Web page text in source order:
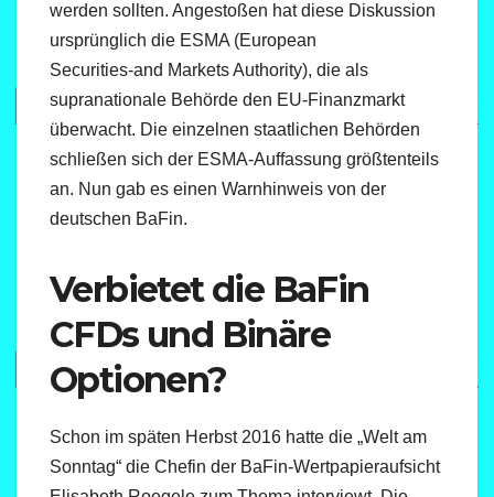
werden sollten. Angestoßen hat diese Diskussion
ursprünglich die ESMA (European
Securities-and Markets Authority), die als
supranationale Behörde den EU-Finanzmarkt
überwacht. Die einzelnen staatlichen Behörden
schließen sich der ESMA-Auffassung größtenteils
an. Nun gab es einen Warnhinweis von der
deutschen BaFin.
Verbietet die BaFin
CFDs und Binäre
Optionen?
Schon im späten Herbst 2016 hatte die „Welt am
Sonntag“ die Chefin der BaFin-Wertpapieraufsicht